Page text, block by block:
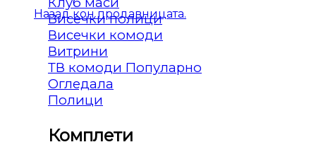
Назад кон продавницата.
Висечки полици
Висечки комоди
Витрини
ТВ комоди
Огледала
Полици
Комплети